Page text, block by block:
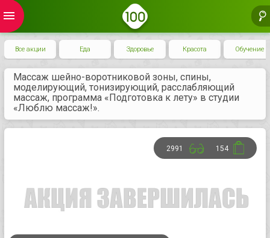
menu
Все акции Еда Здоровье Красота Обучение
Массаж шейно-воротниковой зоны, спины,
моделирующий, тонизирующий, расслабляющий
массаж, программа «Подготовка к лету» в студии
«Люблю массаж!».
2991 154